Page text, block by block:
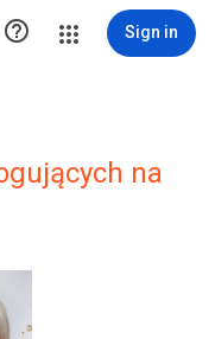
 Sign in
na